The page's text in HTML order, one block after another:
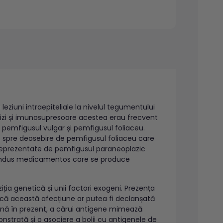
intraepiteliale la nivelul tegumentului
și imunosupresoare acestea erau frecvent
vulgar și pemfigusul foliaceu.
deosebire de pemfigusul foliaceu care
de pemfigusul paraneoplazic
medicamentos care se produce
genetică și unii factori exogeni. Prezența
această afecțiune ar putea fi declanșată
în prezent, a cărui antigene mimează
și o asociere a bolii cu antigenele de